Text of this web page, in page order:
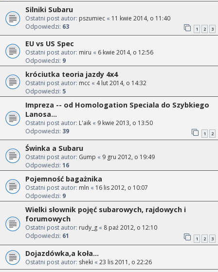
Silniki Subaru
Ostatni post autor: pszumiec « 11 kwie 2014, o 11:40
Odpowiedzi: 63 1 2 3
EU vs US Spec
Ostatni post autor: miru « 6 kwie 2014, o 12:56
Odpowiedzi: 9
króciutka teoria jazdy 4x4
Ostatni post autor: mcc « 4 lut 2014, o 14:32
Odpowiedzi: 5
Impreza -- od Homologation Speciala do Szybkiego
Lanosa...
Ostatni post autor: L'aik « 9 kwie 2013, o 13:50
Odpowiedzi: 39 1 2
Świnka a Subaru
Ostatni post autor: Gump « 9 gru 2012, o 19:49
Odpowiedzi: 16
Pojemność bagażnika
Ostatni post autor: mln « 16 lis 2012, o 10:07
Odpowiedzi: 9
Wielki słownik pojęć subarowych, rajdowych i
forumowych
Ostatni post autor: rudy_g « 8 paź 2012, o 12:10
Odpowiedzi: 61 1 2 3
Dojazdówka,a koła...
Ostatni post autor: sheki « 23 lis 2011, o 22:26